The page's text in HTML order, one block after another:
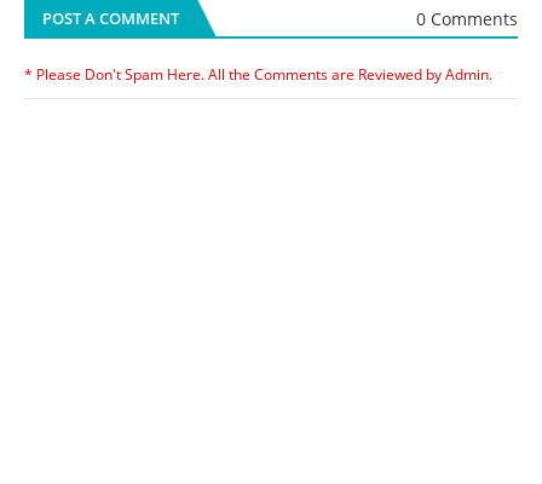
POST A COMMENT 0 Comments
* Please Don't Spam Here. All the Comments are Reviewed by Admin.